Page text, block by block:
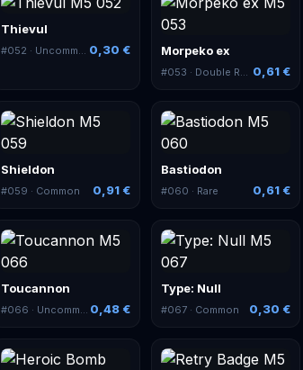
Thievul
#052 · Uncommon 0,30 € Morpeko ex
#053 · Double Rare 0,61 €
Shieldon
#059 · Common 0,91 €
Bastiodon
#060 · Rare 0,61 €
Toucannon
#066 · Uncommon 0,48 €
Type: Null
#067 · Common 0,30 €